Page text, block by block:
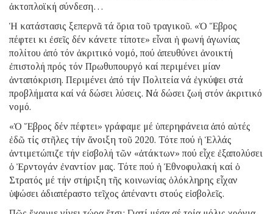
ἀκτοπλοϊκή σύνδεση…
Ἡ κατάστασις ξεπερνᾶ τά ὅρια τοῦ τραγικοῦ. «Ὁ Ἕβρος
πέφτει κι ἐσεῖς δέν κάνετε τίποτε» εἶναι ἡ φωνή ἀγωνίας
πολίτου ἀπό τόν ἀκριτικό νομό, πού ἀπευθύνει ἀνοικτή
ἐπιστολή πρός τόν Πρωθυπουργό καί περιμένει μίαν
ἀνταπόκριση. Περιμένει ἀπό τήν Πολιτεία νά ἐγκύψει στά
προβλήματα καί νά δώσει λύσεις. Νά δώσει ζωή στόν ἀκριτικό
νομό.
«Ὁ Ἕβρος δέν πέφτει» γράφαμε μέ ὑπερηφάνεια ἀπό αὐτές
ἐδῶ τίς στῆλες τήν ἄνοιξη τοῦ 2020. Τότε πού ἡ Ἑλλάς
ἀντιμετώπιζε τήν εἰσβολή τῶν «ἀτάκτων» πού εἶχε ἐξαπολύσει
ὁ Ἐρντογάν ἐναντίον μας. Τότε πού ἡ Ἐθνοφυλακή καί ὁ
Στρατός μέ τήν στήριξη τῆς κοινωνίας ὁλόκληρης εἶχαν
ὑψώσει ἀδιαπέραστο τεῖχος ἀπέναντι στούς εἰσβολεῖς.